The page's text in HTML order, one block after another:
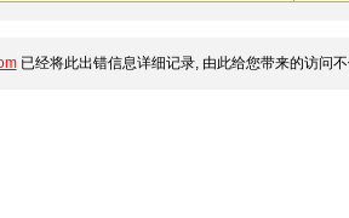
已经将此出错信息详细记录, 由此给您带来的访问